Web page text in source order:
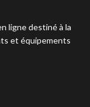
ligne destiné à la
et équipements